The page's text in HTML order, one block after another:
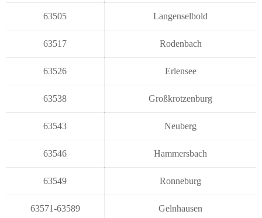
63505 Langenselbold
63517 Rodenbach
63526 Erlensee
63538 Großkrotzenburg
63543 Neuberg
63546 Hammersbach
63549 Ronneburg
63571-63589 Gelnhausen